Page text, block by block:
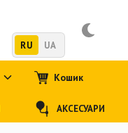
RU UA
Кошик
АКСЕСУАРИ